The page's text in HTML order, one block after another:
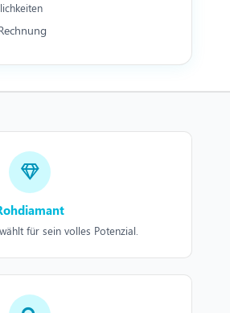
für sein volles Potenzial.